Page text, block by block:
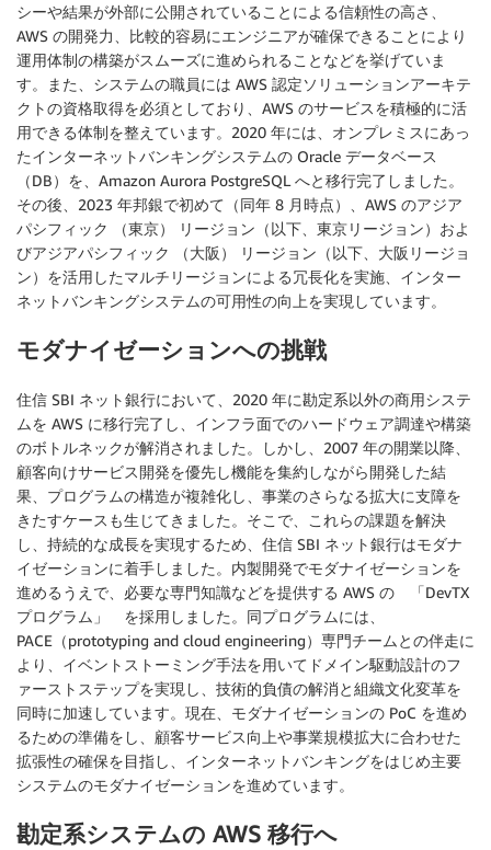
シーや結果が外部に公開されていることによる信頼性の高さ、
AWS の開発力、比較的容易にエンジニアが確保できることにより
運用体制の構築がスムーズに進められることなどを挙げていま
す。また、システムの職員には AWS 認定ソリューションアーキテ
クトの資格取得を必須としており、AWS のサービスを積極的に活
用できる体制を整えています。2020 年には、オンプレミスにあっ
たインターネットバンキングシステムの Oracle データベース
（DB）を、Amazon Aurora PostgreSQL へと移行完了しました。
その後、2023 年邦銀で初めて（同年 8 月時点）、AWS のアジア
パシフィック （東京） リージョン（以下、東京リージョン）およ
びアジアパシフィック （大阪） リージョン（以下、大阪リージョ
ン）を活用したマルチリージョンによる冗長化を実施、インター
ネットバンキングシステムの可用性の向上を実現しています。
モダナイゼーションへの挑戦
住信 SBI ネット銀行において、2020 年に勘定系以外の商用システ
ムを AWS に移行完了し、インフラ面でのハードウェア調達や構築
のボトルネックが解消されました。しかし、2007 年の開業以降、
顧客向けサービス開発を優先し機能を集約しながら開発した結
果、プログラムの構造が複雑化し、事業のさらなる拡大に支障を
きたすケースも生じてきました。そこで、これらの課題を解決
し、持続的な成長を実現するため、住信 SBI ネット銀行はモダナ
イゼーションに着手しました。内製開発でモダナイゼーションを
進めるうえで、必要な専門知識などを提供する AWS の 「DevTX
プログラム」 を採用しました。同プログラムには、
PACE（prototyping and cloud engineering）専門チームとの伴走に
より、イベントストーミング手法を用いてドメイン駆動設計のフ
ァーストステップを実現し、技術的負債の解消と組織文化変革を
同時に加速しています。現在、モダナイゼーションの PoC を進め
るための準備をし、顧客サービス向上や事業規模拡大に合わせた
拡張性の確保を目指し、インターネットバンキングをはじめ主要
システムのモダナイゼーションを進めています。
勘定系システムの AWS 移行へ